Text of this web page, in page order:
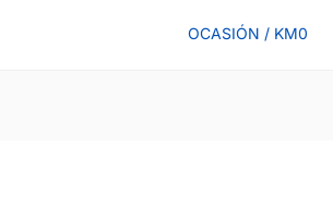
OCASIÓN / KM0